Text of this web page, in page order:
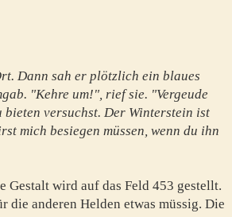
Dann sah er plötzlich ein blaues
"Kehre um!", rief sie. "Vergeude
versuchst. Der Winterstein ist
mich besiegen müssen, wenn du ihn
Gestalt wird auf das Feld 453 gestellt.
die anderen Helden etwas müssig. Die